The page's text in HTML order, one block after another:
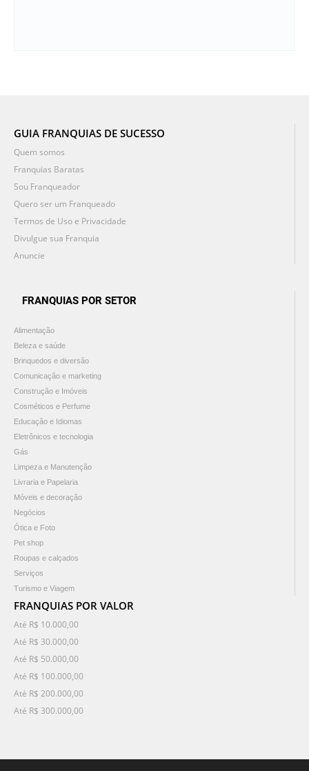
GUIA FRANQUIAS DE SUCESSO
Quem somos
Franquias Baratas
Sou Franqueador
Quero ser um Franqueado
Termos de Uso e Privacidade
Divulgue sua Franquia
Anuncie
FRANQUIAS POR SETOR
Alimentação
Beleza e saúde
Brinquedos e diversão
Comunicação e marketing
Construção e Imóveis
Cosméticos e Perfume
Educação e Idiomas
Eletrônicos e tecnologia
Gás
Limpeza e Manutenção
Livraria e Papelaria
Móveis e decoração
Negócios
Ótica e Foto
Pet shop
Roupas e calçados
Serviços
Turismo e Viagem
FRANQUIAS POR VALOR
Até R$ 10.000,00
Até R$ 30.000,00
Até R$ 50.000,00
Até R$ 100.000,00
Até R$ 200.000,00
Até R$ 300.000,00